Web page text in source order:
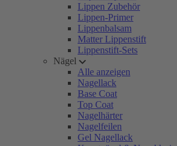
Lippen Zubehör
Lippen-Primer
Lippenbalsam
Matter Lippenstift
Lippenstift-Sets
Nägel
Alle anzeigen
Nagellack
Base Coat
Top Coat
Nagelhärter
Nagelfeilen
Gel Nagellack